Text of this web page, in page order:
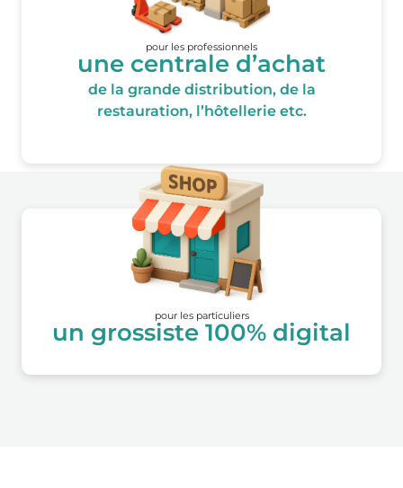
pour les professionnels
une centrale d’achat
de la grande distribution, de la
restauration, l’hôtellerie etc.
pour les particuliers
un grossiste 100% digital